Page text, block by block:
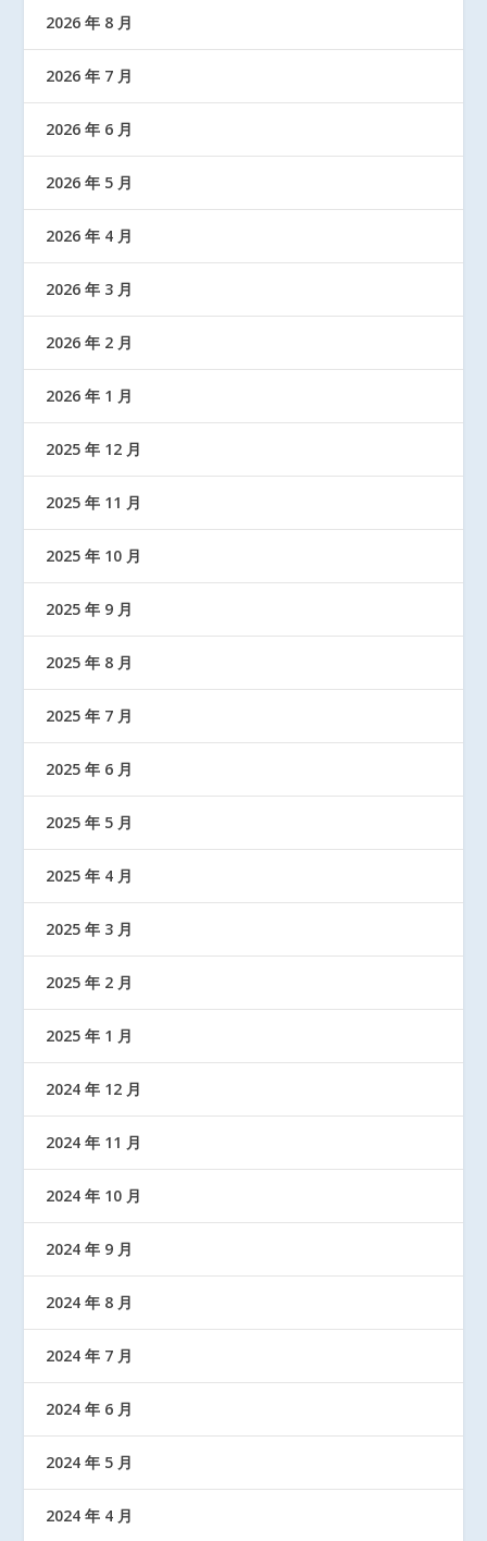
2026 年 8 月
2026 年 7 月
2026 年 6 月
2026 年 5 月
2026 年 4 月
2026 年 3 月
2026 年 2 月
2026 年 1 月
2025 年 12 月
2025 年 11 月
2025 年 10 月
2025 年 9 月
2025 年 8 月
2025 年 7 月
2025 年 6 月
2025 年 5 月
2025 年 4 月
2025 年 3 月
2025 年 2 月
2025 年 1 月
2024 年 12 月
2024 年 11 月
2024 年 10 月
2024 年 9 月
2024 年 8 月
2024 年 7 月
2024 年 6 月
2024 年 5 月
2024 年 4 月